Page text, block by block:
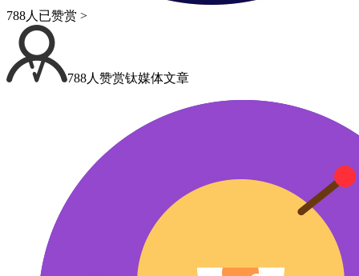
788人已赞赏 >
788人赞赏钛媒体文章